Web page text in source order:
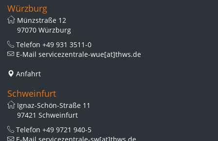
Würzburg
Münzstraße 12
97070 Würzburg
Telefon +49 931 3511-0
E-Mail servicezentrale-wue[at]thws.de
Anfahrt
Schweinfurt
Ignaz-Schön-Straße 11
97421 Schweinfurt
Telefon +49 9721 940-5